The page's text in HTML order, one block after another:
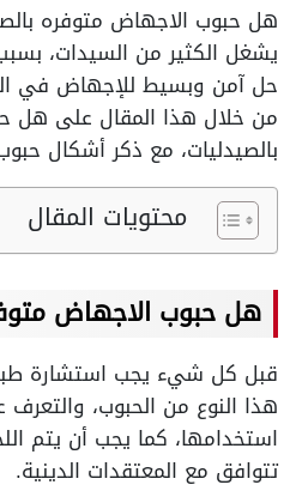
هل حبوب الاجهاض متوفره
يشغل الكثير من السيدات،
حل آمن وبسيط للإجهاض في
من خلال هذا المقال على هل
بالصيدليات، مع ذكر أشكال
محتويات المقال
هل حبوب الاجهاض
قبل كل شيء يجب استشارة
هذا النوع من الحبوب،
استخدامها، كما يجب أن يتم
تتوافق مع المعتقدات الدينية.